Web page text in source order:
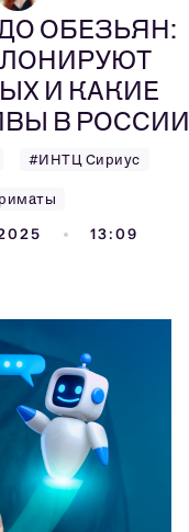
ОБЕЗЬЯН:
И КАКИЕ
В РОССИИ
#ИНТЦ Сириус
13:09